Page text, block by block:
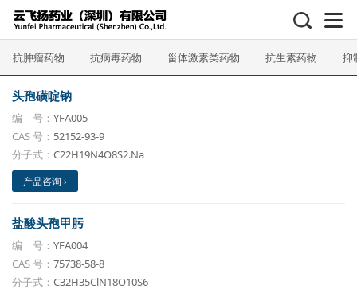
抗肿瘤药物 抗病毒药物 甾体激素类药物 抗生素药物 抑
头孢磺啶钠
编 号： YFA005
CAS 号： 52152-93-9
分子式： C22H19N4O8S2.Na
产品咨询 ›
盐酸头孢甲肟
编 号： YFA004
CAS 号： 75738-58-8
分子式： C32H35ClN18O10S6